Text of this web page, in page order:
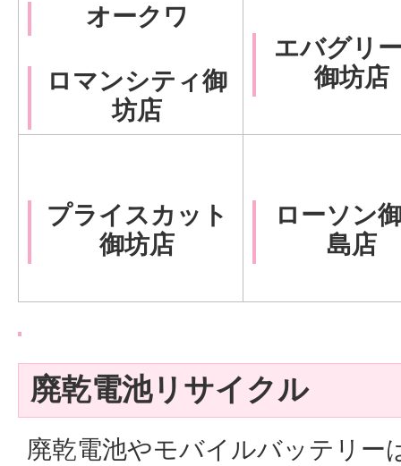
オークワ
ロマンシティ御
坊店
エバグリ
御坊店
プライスカット
御坊店
ローソン
島店
廃乾電池リサイクル
廃乾電池やモバイルバッテリー